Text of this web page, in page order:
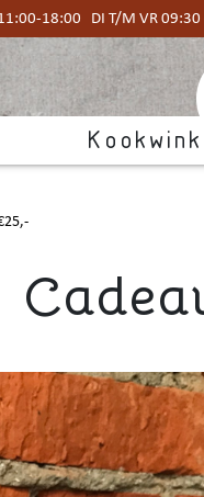
18:00 DI T/M VR 09:30